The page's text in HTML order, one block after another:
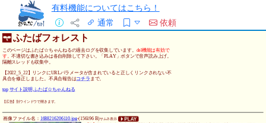
有料機能についてはこちら！
通常
依頼